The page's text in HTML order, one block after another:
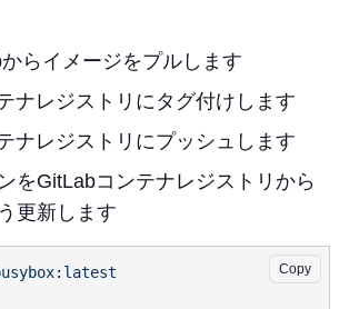
らイメージをプルします
ナレジストリにタグ付けします
ナレジストリにプッシュします
をGitLabコンテナレジストリから
更新します
Copy